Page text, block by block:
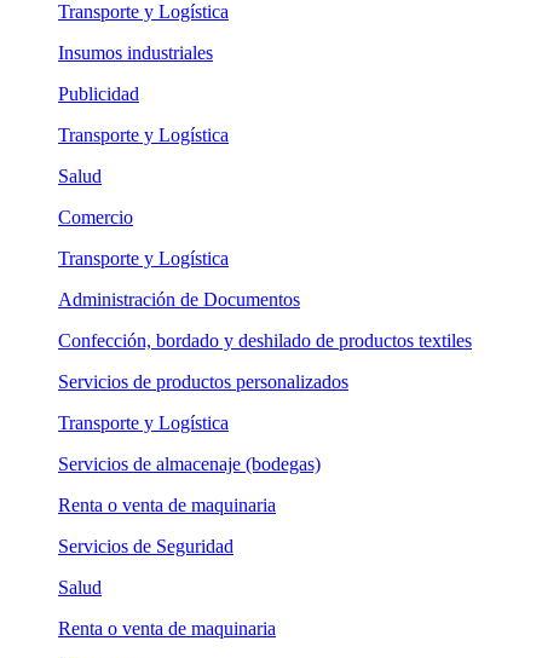
Transporte y Logística
Insumos industriales
Publicidad
Transporte y Logística
Salud
Comercio
Transporte y Logística
Administración de Documentos
Confección, bordado y deshilado de productos textiles
Servicios de productos personalizados
Transporte y Logística
Servicios de almacenaje (bodegas)
Renta o venta de maquinaria
Servicios de Seguridad
Salud
Renta o venta de maquinaria